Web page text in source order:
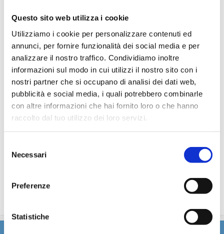
Questo sito web utilizza i cookie
Utilizziamo i cookie per personalizzare contenuti ed
annunci, per fornire funzionalità dei social media e per
analizzare il nostro traffico. Condividiamo inoltre
informazioni sul modo in cui utilizzi il nostro sito con i
nostri partner che si occupano di analisi dei dati web,
pubblicità e social media, i quali potrebbero combinarle
con altre informazioni che hai fornito loro o che hanno
raccolto dal tuo utilizzo dei loro servizi.
delNecessari
Preferenze
Statistiche
La partecipazione a tutte le attività di animazione
Gli spettacoli musicali o di cabaret nel teatro di bordo, i
balli e le feste in programma tutte le sere durante la
crociera.
L'utilizzo di tutte le attrezzature della nave: piscine,
lettini, teli mare, palestra, vasche idromassaggio,
biblioteca, discoteca.
Assicurazione multirischi.
trattamenti estetici, medico, navigazione internet,